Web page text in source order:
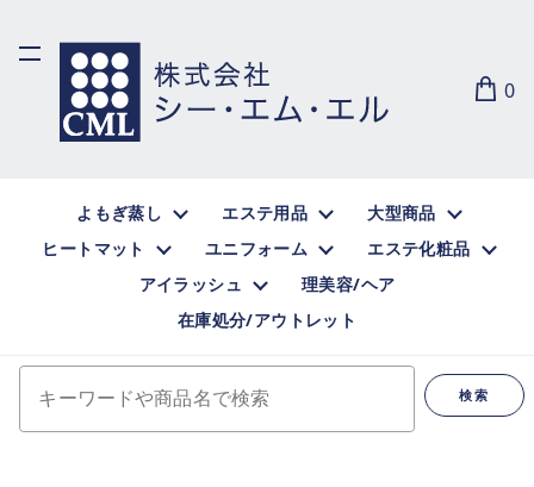
0
よもぎ蒸し エステ用品
大型商品
ヒートマット
ユニフォーム
エステ化粧品
アイラッシュ
理美容/ヘア
在庫処分/アウトレット
検索